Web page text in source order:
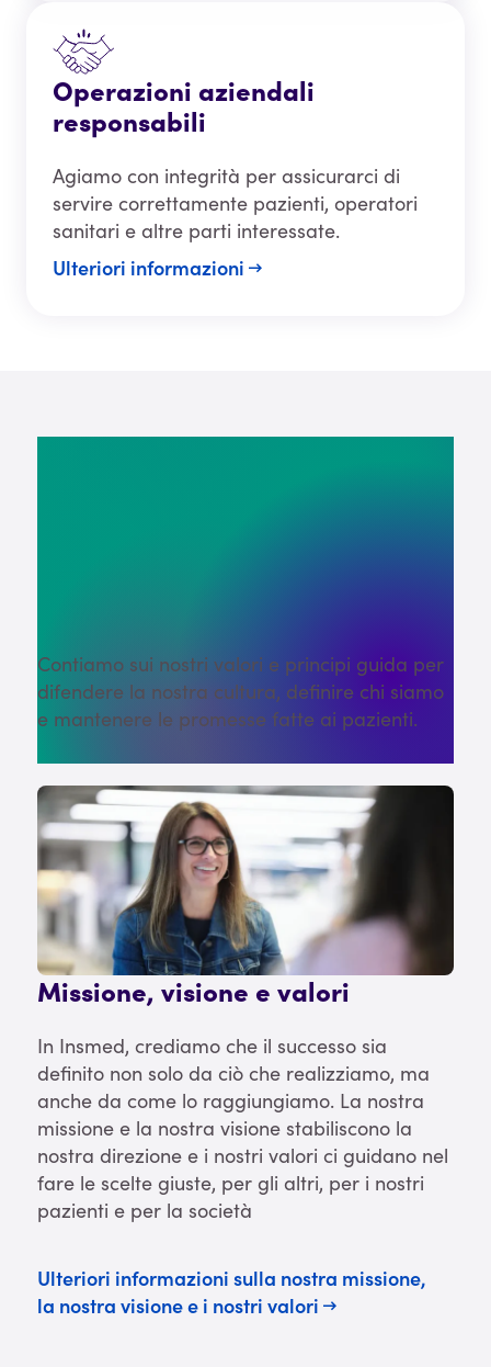
Operazioni aziendali
responsabili
Agiamo con integrità per assicurarci di
servire correttamente pazienti, operatori
sanitari e altre parti interessate.
Ulteriori informazioni
momenti che
contano.
Contiamo sui nostri valori e principi guida per
difendere la nostra cultura, definire chi siamo
e mantenere le promesse fatte ai pazienti.
Missione, visione e valori
In Insmed, crediamo che il successo sia
definito non solo da ciò che realizziamo, ma
anche da come lo raggiungiamo. La nostra
missione e la nostra visione stabiliscono la
nostra direzione e i nostri valori ci guidano nel
fare le scelte giuste, per gli altri, per i nostri
pazienti e per la società
Ulteriori informazioni sulla nostra missione,
la nostra visione e i nostri valori